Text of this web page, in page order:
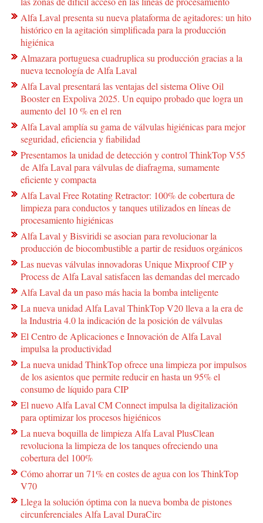
Alfa Laval presenta su nueva plataforma de agitadores: un hito
histórico en la agitación simplificada para la producción
higiénica
Almazara portuguesa cuadruplica su producción gracias a la
nueva tecnología de Alfa Laval
Alfa Laval presentará las ventajas del sistema Olive Oil
Booster en Expoliva 2025. Un equipo probado que logra un
aumento del 10 % en el ren
Alfa Laval amplía su gama de válvulas higiénicas para mejor
seguridad, eficiencia y fiabilidad
Presentamos la unidad de detección y control ThinkTop V55
de Alfa Laval para válvulas de diafragma, sumamente
eficiente y compacta
Alfa Laval Free Rotating Retractor: 100% de cobertura de
limpieza para conductos y tanques utilizados en líneas de
procesamiento higiénicas
Alfa Laval y Bisviridi se asocian para revolucionar la
producción de biocombustible a partir de residuos orgánicos
Las nuevas válvulas innovadoras Unique Mixproof CIP y
Process de Alfa Laval satisfacen las demandas del mercado
Alfa Laval da un paso más hacia la bomba inteligente
La nueva unidad Alfa Laval ThinkTop V20 lleva a la era de
la Industria 4.0 la indicación de la posición de válvulas
El Centro de Aplicaciones e Innovación de Alfa Laval
impulsa la productividad
La nueva unidad ThinkTop ofrece una limpieza por impulsos
de los asientos que permite reducir en hasta un 95% el
consumo de líquido para CIP
El nuevo Alfa Laval CM Connect impulsa la digitalización
para optimizar los procesos higiénicos
La nueva boquilla de limpieza Alfa Laval PlusClean
revoluciona la limpieza de los tanques ofreciendo una
cobertura del 100%
Cómo ahorrar un 71% en costes de agua con los ThinkTop
V70
Llega la solución óptima con la nueva bomba de pistones
circunferenciales Alfa Laval DuraCirc